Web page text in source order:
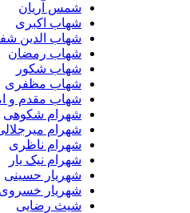
شمس آریان
شهاب اکبری
شهاب الدین شفائی
شهاب رمضان
شهاب شکور
شهاب مظفری
شهاب مقدم و امید طیبی
شهرام شکوهی
شهرام میرجلالی
شهرام ناظری
شهرام نیک یار
شهریار حسینی
شهریار خسروی
شیث رضایی